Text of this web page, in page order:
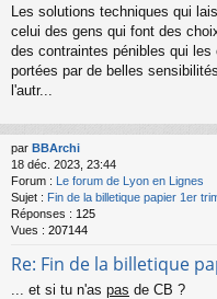
Les solutions techniques qui
celui des gens qui font des
des contraintes pénibles qui
portées par de belles
l'autr...
par BBArchi
18 déc. 2023, 23:44
Forum : Le forum de Lyon en Lignes
Sujet : Fin de la billetique papier 1er
Réponses : 125
Vues : 207144
Re: Fin de la billetique
... et si tu n'as pas de CB ?